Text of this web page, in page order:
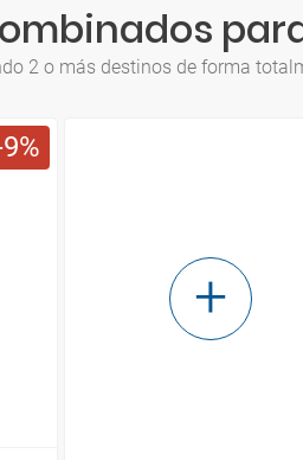
2 o más destinos de forma
9